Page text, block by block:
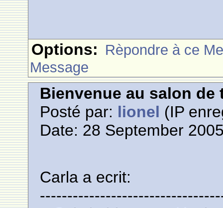
Options: Rèpondre à ce
Message
Bienvenue au salon de
Posté par: lionel (IP
Date: 28 September
Carla a ecrit: